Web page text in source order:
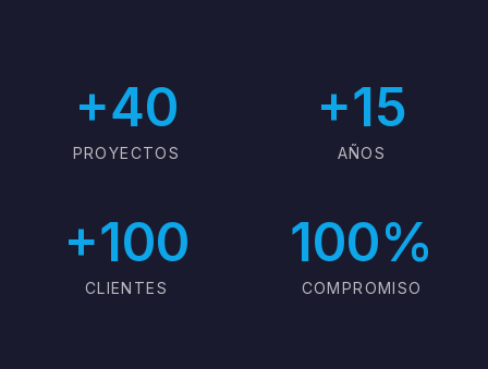
+40
PROYECTOS
+15
AÑOS
+100
CLIENTES
100%
COMPROMISO